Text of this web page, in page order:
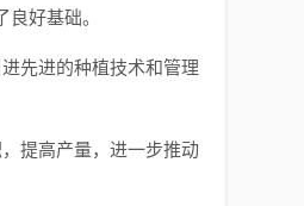
好基础。
先进的种植技术和管理
提高产量，进一步推动